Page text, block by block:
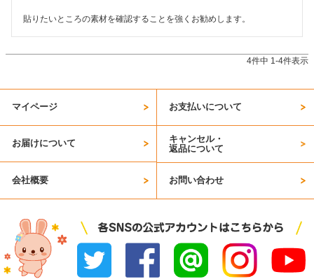
貼りたいところの素材を確認することを強くお勧めします。
4件中 1-4件表示
マイページ お支払いについて
お届けについて
キャンセル・
返品について
会社概要 お問い合わせ